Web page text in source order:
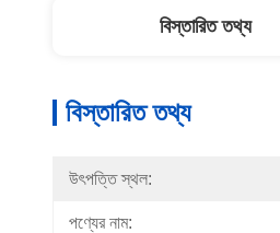
বিস্তারিত তথ্য
বিস্তারিত তথ্য
উৎপত্তি স্থল:
পণ্যের নাম: